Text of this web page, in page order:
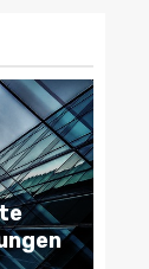
deren